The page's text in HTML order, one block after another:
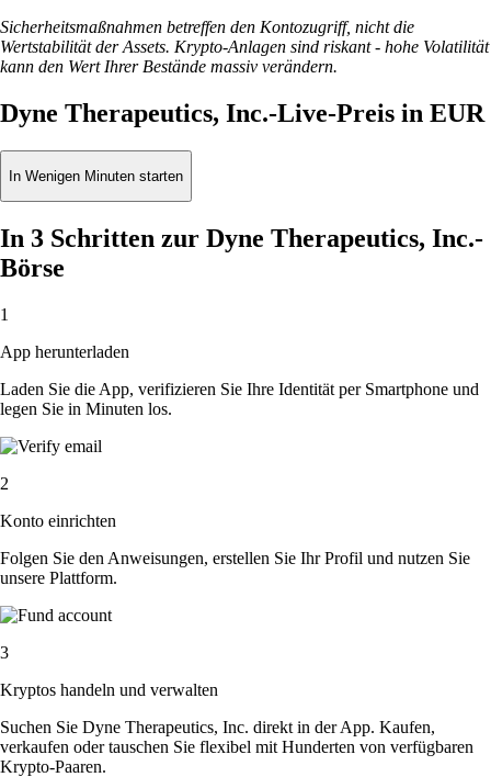
Sicherheitsmaßnahmen betreffen den Kontozugriff, nicht die
Wertstabilität der Assets. Krypto-Anlagen sind riskant - hohe Volatilität
kann den Wert Ihrer Bestände massiv verändern.
Dyne Therapeutics, Inc.-Live-Preis in EUR
In Wenigen Minuten starten
In 3 Schritten zur Dyne Therapeutics, Inc.-
Börse
1
App herunterladen
Laden Sie die App, verifizieren Sie Ihre Identität per Smartphone und
legen Sie in Minuten los.
2
Konto einrichten
Folgen Sie den Anweisungen, erstellen Sie Ihr Profil und nutzen Sie
unsere Plattform.
3
Kryptos handeln und verwalten
Suchen Sie Dyne Therapeutics, Inc. direkt in der App. Kaufen,
verkaufen oder tauschen Sie flexibel mit Hunderten von verfügbaren
Krypto-Paaren.